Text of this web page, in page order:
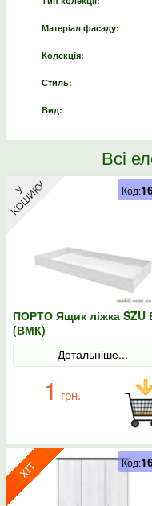
Матеріал фасаду:
Колекція:
Стиль:
Вид:
Всі
ПОРТО Ящик ліжка SZU
(ВМК)
Детальніше...
1 грн.
Код:
Код: